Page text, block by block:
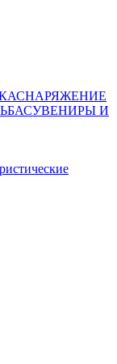
СНАРЯЖЕНИЕ
СУВЕНИРЫ И